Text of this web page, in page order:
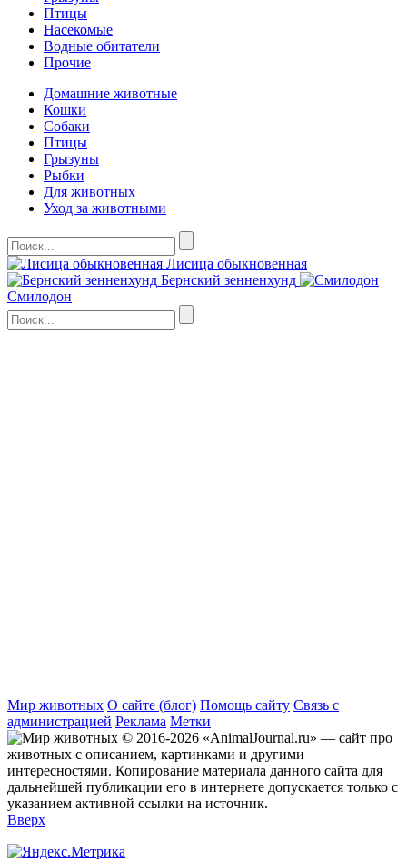
Птицы
Насекомые
Водные обитатели
Прочие
Домашние животные
Кошки
Собаки
Птицы
Грызуны
Рыбки
Для животных
Уход за животными
Лисица обыкновенная
Бернский зенненхунд
Смилодон
Мир животных О сайте (блог) Помощь сайту Связь с
администрацией Реклама Метки
© 2016-2026 «AnimalJournal.ru» — сайт про
животных с описанием, картинками и другими
интересностями. Копирование материала данного сайта для
дальнейшей публикации его в интернете допускается только с
указанием активной ссылки на источник.
Вверх